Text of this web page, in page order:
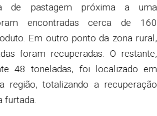
de pastagem próxima a uma
encontradas cerca de 160
Em outro ponto da zona rural,
foram recuperadas. O restante,
48 toneladas, foi localizado em
região, totalizando a recuperação
furtada.